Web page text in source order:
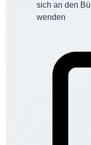
sich an den
wenden